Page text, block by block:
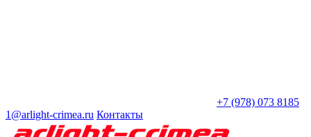
+7 (978) 073 8185
1@arlight-crimea.ru Контакты